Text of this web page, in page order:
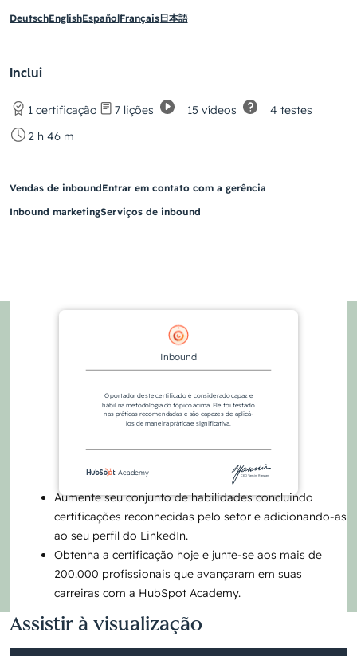
DeutschEnglishEspañolFrançais日本語
Inclui
1 certificação 7 lições 15 vídeos
4 testes
2 h 46 m
Vendas de inboundEntrar em contato com a gerência
Inbound marketingServiços de inbound
Inbound
O portador deste certificado é considerado capaz e
hábil na metodologia do tópico acima. Ele foi testado
nas práticas recomendadas e são capazes de aplicá-
los de maneira prática e significativa.
CEO Yamini Rangan
Academy
Aumente seu conjunto de habilidades concluindo
certificações reconhecidas pelo setor e adicionando-as
ao seu perfil do LinkedIn.
Obtenha a certificação hoje e junte-se aos mais de
200.000 profissionais que avançaram em suas
carreiras com a HubSpot Academy.
Assistir à visualização